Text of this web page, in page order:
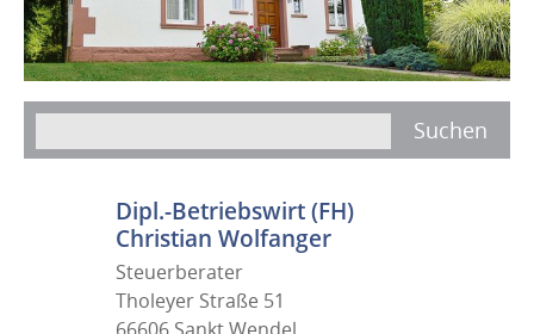
Dipl.-Betriebswirt (FH)
Christian Wolfanger
Steuerberater
Tholeyer Straße 51
66606 Sankt Wendel